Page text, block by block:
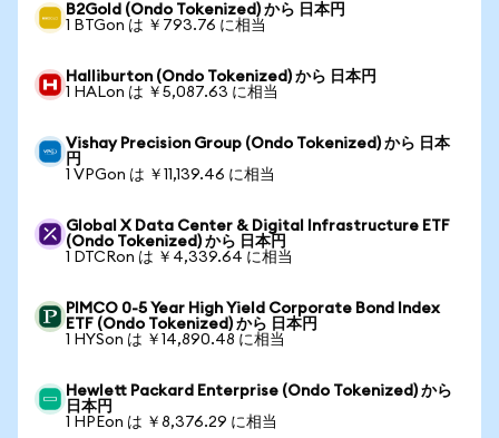
B2Gold (Ondo Tokenized) から 日本円
1 BTGon は ￥793.76 に相当
Halliburton (Ondo Tokenized) から 日本円
1 HALon は ￥5,087.63 に相当
Vishay Precision Group (Ondo Tokenized) から 日本
円
1 VPGon は ￥11,139.46 に相当
Global X Data Center & Digital Infrastructure ETF
(Ondo Tokenized) から 日本円
1 DTCRon は ￥4,339.64 に相当
PIMCO 0-5 Year High Yield Corporate Bond Index
ETF (Ondo Tokenized) から 日本円
1 HYSon は ￥14,890.48 に相当
Hewlett Packard Enterprise (Ondo Tokenized) から
日本円
1 HPEon は ￥8,376.29 に相当